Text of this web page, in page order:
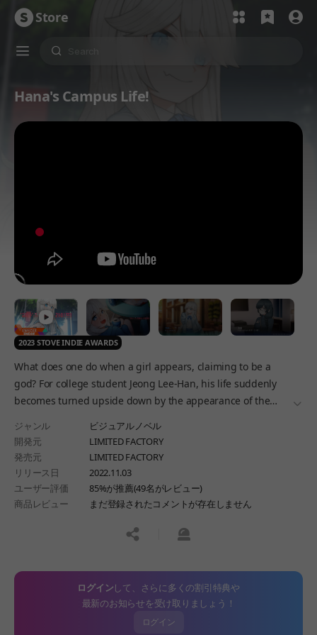
Store
Hana's Campus Life!
2023 STOVE INDIE AWARDS
What does one do when a girl appears, claiming to be a
god? For college student Jeong Lee-Han, his life suddenly
becomes turned upside down by the appearance of the
multiple endings.
더
ジャンル
ビジュアルノベル
開発元
LIMITED FACTORY
発売元
LIMITED FACTORY
リリース日
2022.11.03
ユーザー評価
85%が推薦(49名がレビュー)
商品レビュー
まだ登録されたコメントが存在しません
공유하기신고하기
ログインして、さらに多くの割引特典や
最新のお知らせを受け取りましょう！
ログイン